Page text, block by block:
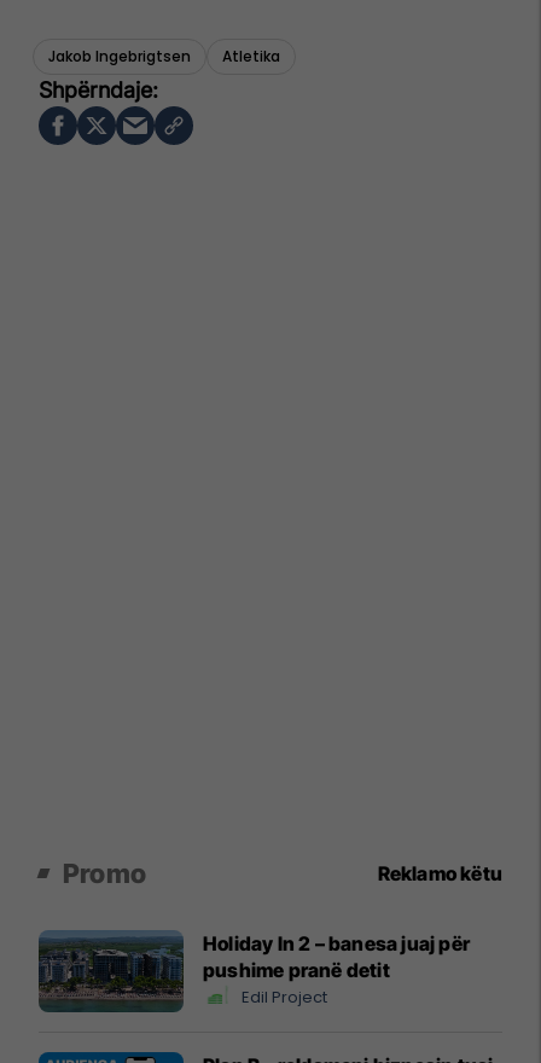
Jakob Ingebrigtsen Atletika
Promo Reklamo këtu
Holiday In 2 – banesa juaj për
pushime pranë detit
Edil Project